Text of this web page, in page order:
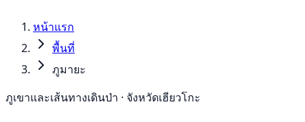
หน้าแรก
พื้นที่
ภูมายะ
ภูเขาและเส้นทางเดินป่า · จังหวัดเฮียวโกะ